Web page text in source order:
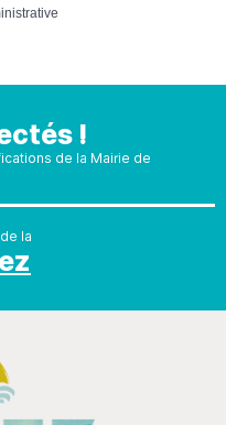
!
de la Mairie de
la